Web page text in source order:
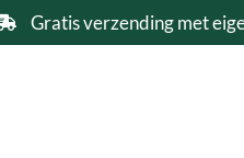
Gratis verzending met